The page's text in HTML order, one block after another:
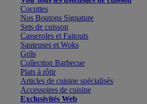
Cocottes
Nos Boutons Signature
Sets de cuisson
Casseroles et Faitouts
Sauteuses et Woks
Grils
Collection Barbecue
Plats à rôtir
Articles de cuisine spécialisés
Accessoires de cuisine
Exclusivités Web